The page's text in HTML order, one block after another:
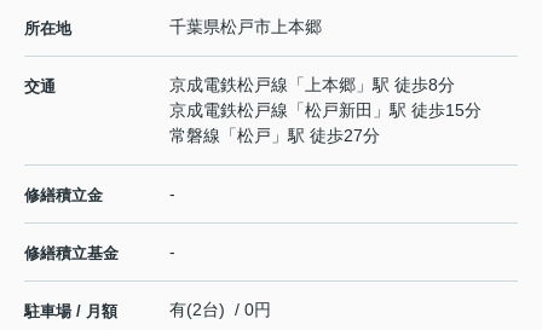
所在地 千葉県松戸市 上本郷
交通 京成電鉄松戸線 「 上本郷 」駅 徒歩8分
京成電鉄松戸線 「松戸新田 」駅 徒歩15分
常磐線 「松戸 」駅 徒歩27分
修繕積立金 -
修繕積立基金 -
駐車場 / 月額 有(2台) / 0円